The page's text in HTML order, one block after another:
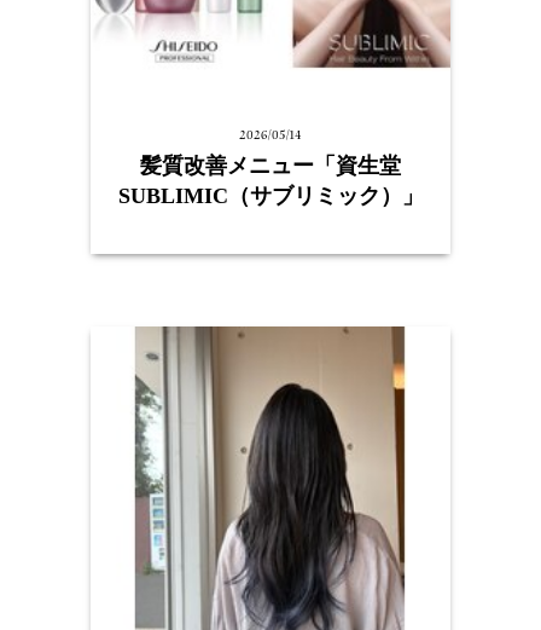
2026/05/14
髪質改善メニュー「資生堂
SUBLIMIC（サブリミック）」